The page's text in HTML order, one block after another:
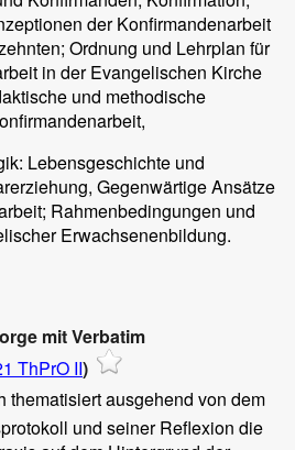
der Konfirmandenarbeit
Ordnung und Lehrplan für
in der Evangelischen Kirche
und methodische
Lebensgeschichte und
Gegenwärtige Ansätze
Rahmenbedingungen und
Erwachsenenbildung.
mit Verbatim
ThPrO II)
thematisiert ausgehend von dem
und seiner Reflexion die